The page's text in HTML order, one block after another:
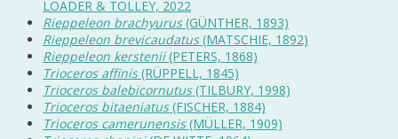
LOADER & TOLLEY, 2022
Rieppeleon brachyurus(GÜNTHER, 1893)
Rieppeleon brevicaudatus(MATSCHIE, 1892)
Rieppeleon kerstenii(PETERS, 1868)
Trioceros affinis(RÜPPELL, 1845)
Trioceros balebicornutus(TILBURY, 1998)
Trioceros bitaeniatus(FISCHER, 1884)
Trioceros camerunensis(MÜLLER, 1909)